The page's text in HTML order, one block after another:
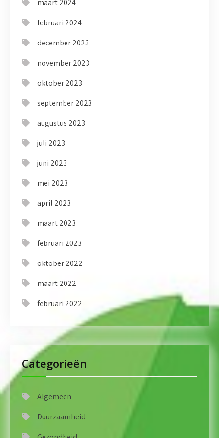
maart 2024
februari 2024
december 2023
november 2023
oktober 2023
september 2023
augustus 2023
juli 2023
juni 2023
mei 2023
april 2023
maart 2023
februari 2023
oktober 2022
maart 2022
februari 2022
Categorieën
Algemeen
Duurzaamheid